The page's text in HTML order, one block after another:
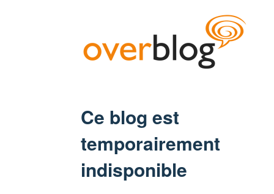
Ce blog est
temporairement
indisponible